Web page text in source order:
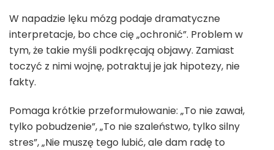
W napadzie lęku mózg podaje dramatyczne
interpretacje, bo chce cię „ochronić”. Problem w
tym, że takie myśli podkręcają objawy. Zamiast
toczyć z nimi wojnę, potraktuj je jak hipotezy, nie
fakty.
Pomaga krótkie przeformułowanie: „To nie zawał,
tylko pobudzenie”, „To nie szaleństwo, tylko silny
stres”, „Nie muszę tego lubić, ale dam radę to